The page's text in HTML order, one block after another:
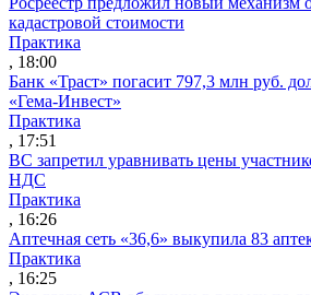
кадастровой стоимости
Практика
, 18:00
Банк «Траст» погасит 797,3 млн руб.
«Гема-Инвест»
Практика
, 17:51
ВС запретил уравнивать цены
НДС
Практика
, 16:26
Аптечная сеть «36,6» выкупила 83
Практика
, 16:25